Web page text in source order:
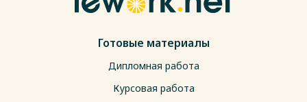
Готовые материалы
Дипломная работа
Курсовая работа